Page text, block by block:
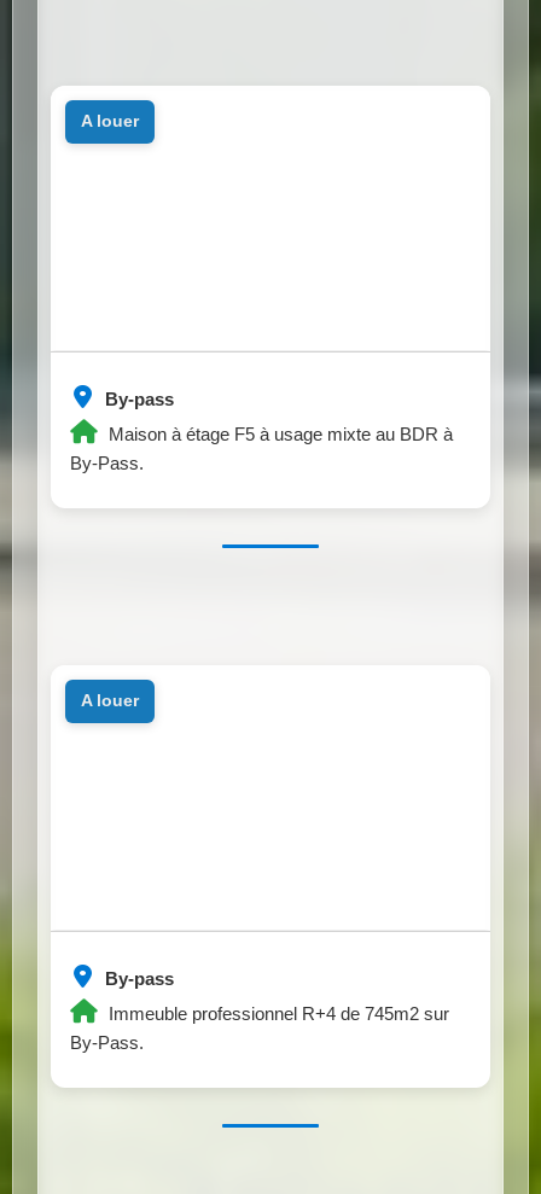
By-pass
Maison à étage F5 à usage mixte au BDR à
By-Pass.
a louer
By-pass
Immeuble professionnel R+4 de 745m2 sur
By-Pass.
a louer